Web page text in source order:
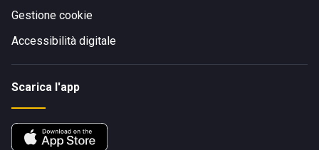
Gestione cookie
Accessibilità digitale
Scarica l'app